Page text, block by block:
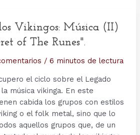
Vikingos: Música (II)
of The Runes".
/ 6 minutos de lectura
el ciclo sobre el Legado
música vikinga. En este
cabida los grupos con estilos
o el folk metal, sino que lo
aquellos grupos que, de un